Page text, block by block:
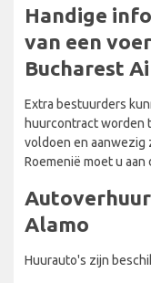
Handige
van een
Bucharest
Extra bestuurders
huurcontract worden
voldoen en aanwezig
Roemenië moet u
Alamo
Huurauto's zijn